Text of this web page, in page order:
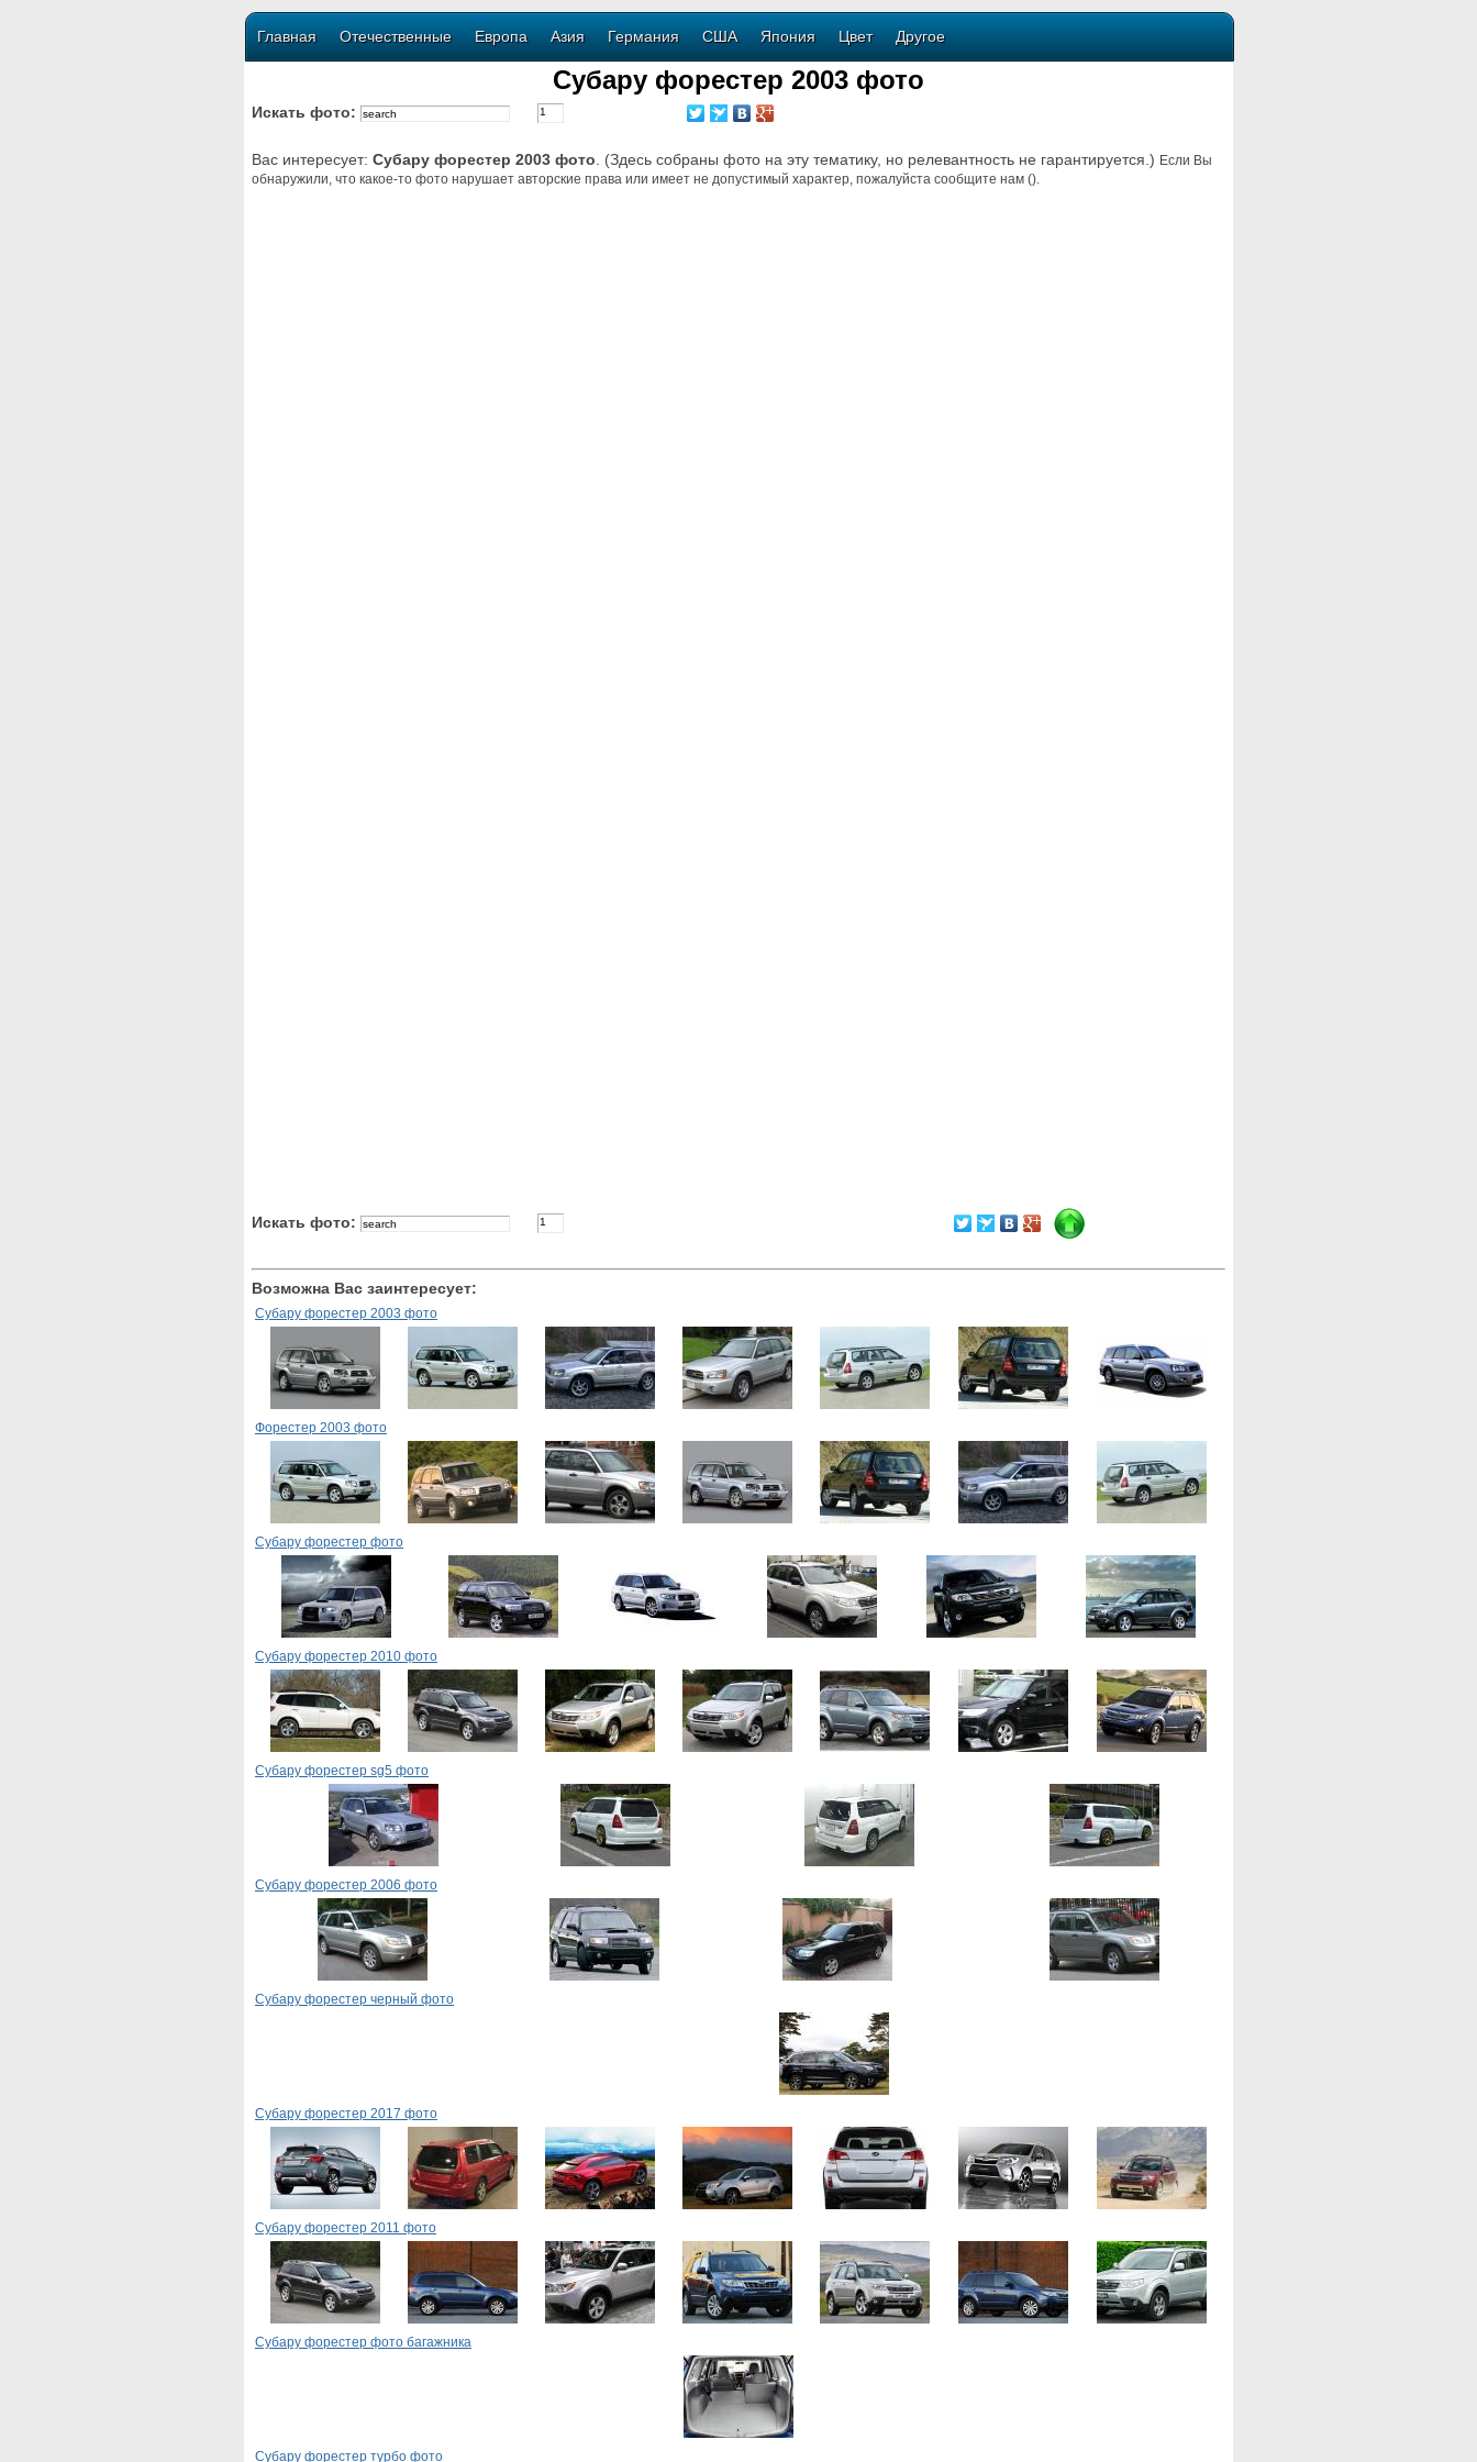
Главная Отечественные Европа Азия Германия США Япония Цвет Другое
Субару форестер 2003 фото
Искать фото:
Вас интересует: Субару форестер 2003 фото . (Здесь собраны фото на эту тематику, но релевантность не гарантируется.) Если Вы
обнаружили, что какое-то фото нарушает авторские права или имеет не допустимый характер, пожалуйста сообщите нам ().
Искать фото:
Возможна Вас заинтересует:
Субару форестер 2003 фото
Форестер 2003 фото
Субару форестер фото
Субару форестер 2010 фото
Субару форестер sg5 фото
Субару форестер 2006 фото
Субару форестер черный фото
Субару форестер 2017 фото
Субару форестер 2011 фото
Субару форестер фото багажника
Субару форестер турбо фото